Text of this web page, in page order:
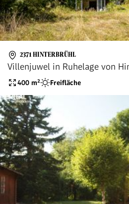
2371 HINTERBRÜHL
Villenjuwel in Ruhelage von
400 m² Freifläche